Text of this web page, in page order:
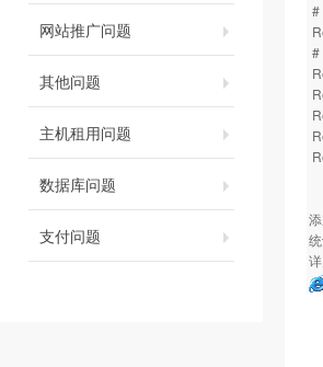
网站推广问题
其他问题
主机租用问题
数据库问题
支付问题
#
#